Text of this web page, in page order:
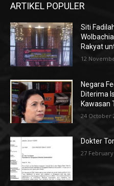
ARTIKEL POPULER
Siti
Rakyat
12
Negara
Diterima
Kawasan
24 October
Dokter
27 February